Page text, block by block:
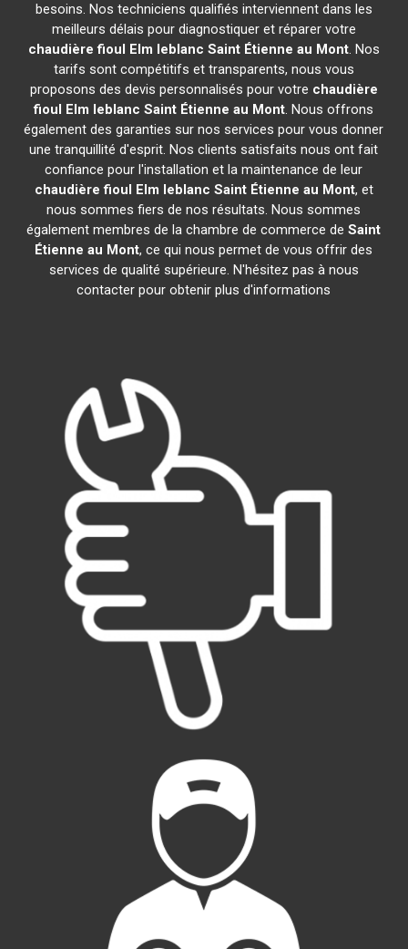
besoins. Nos techniciens qualifiés interviennent dans les
meilleurs délais pour diagnostiquer et réparer votre
chaudière fioul Elm leblanc Saint Étienne au Mont. Nos
tarifs sont compétitifs et transparents, nous vous
proposons des devis personnalisés pour votre chaudière
fioul Elm leblanc Saint Étienne au Mont. Nous offrons
également des garanties sur nos services pour vous donner
une tranquillité d'esprit. Nos clients satisfaits nous ont fait
confiance pour l'installation et la maintenance de leur
chaudière fioul Elm leblanc Saint Étienne au Mont, et
nous sommes fiers de nos résultats. Nous sommes
également membres de la chambre de commerce deSaint
Étienne au Mont, ce qui nous permet de vous offrir des
services de qualité supérieure. N'hésitez pas à nous
contacter pour obtenir plus d'informations